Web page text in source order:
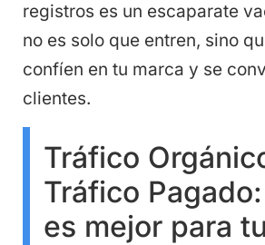
registros es un escaparate
no es solo que entren, sino
confíen en tu marca y se
clientes.
Tráfico
Tráfico
es mejor para